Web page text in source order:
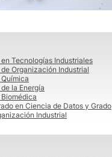
Tecnologías Industriales
Organización Industrial
la Energía
en Ciencia de Datos y Grado
Industrial